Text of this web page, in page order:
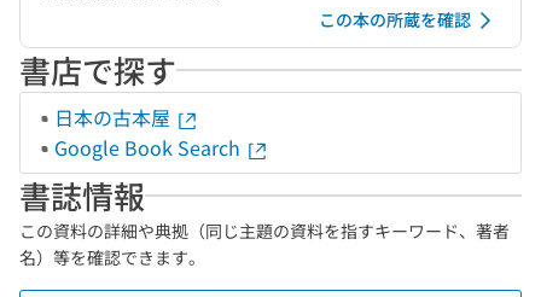
この本の所蔵を確認
書店で探す
日本の古本屋
Google Book Search
書誌情報
この資料の詳細や典拠（同じ主題の資料を指すキーワード、著者
名）等を確認できます。